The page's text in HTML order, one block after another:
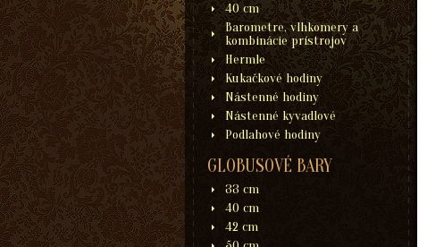
40 cm
Barometre, vlhkomery a
kombinácie prístrojov
Hermle
Kukačkové hodiny
Nástenné hodiny
Nástenné kyvadlové
Podlahové hodiny
GLOBUSOVÉ BARY
33 cm
40 cm
42 cm